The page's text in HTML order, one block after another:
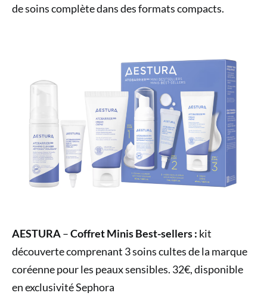
de soins complète dans des formats compacts.
AESTURA–Coffret Minis Best-sellers : kit
découverte comprenant 3 soins cultes de la marque
coréenne pour les peaux sensibles. 32€, disponible
en exclusivité Sephora